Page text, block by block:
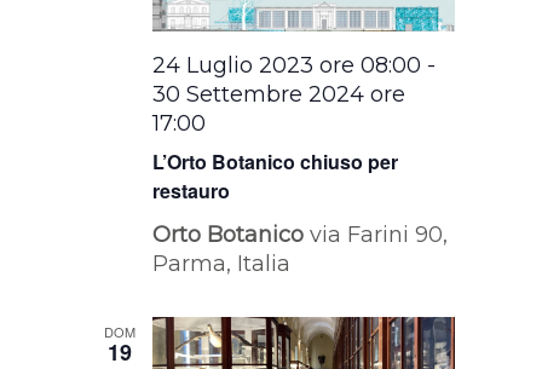
L’Orto Botanico chiuso per
restauro
24 Luglio 2023 ore 08:00 -
30 Settembre 2024 ore
17:00
Orto Botanicovia Farini 90,
Parma, Italia
DOM
19